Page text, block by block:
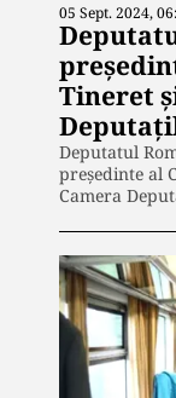
05 Sept. 2024,
Tineret
Deputatul
președinte al
Camera